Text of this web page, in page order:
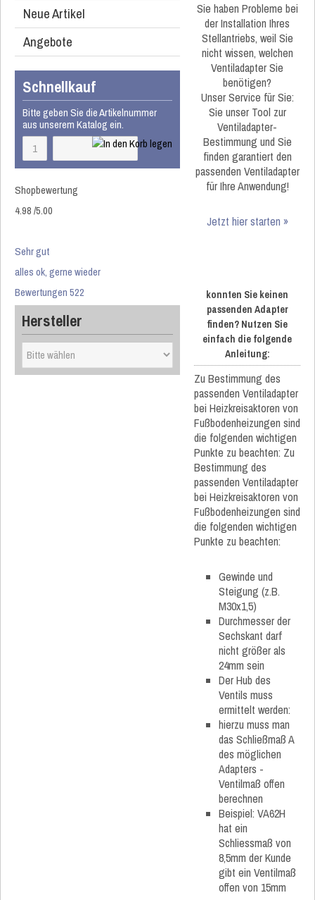
Neue Artikel
Angebote
Schnellkauf
Bitte geben Sie die Artikelnummer
aus unserem Katalog ein.
Shopbewertung
4.98/5.00
Sehr gut
alles ok, gerne wieder
Bewertungen 522
Hersteller
Sie haben Probleme bei
der Installation Ihres
Stellantriebs, weil Sie
nicht wissen, welchen
Ventiladapter Sie
benötigen?
Unser Service für Sie:
Sie unser Tool zur
Ventiladapter-
Bestimmung und Sie
finden garantiert den
passenden Ventiladapter
für Ihre Anwendung!
Jetzt hier starten »
konnten Sie keinen
passenden Adapter
finden? Nutzen Sie
einfach die folgende
Anleitung:
Zu Bestimmung des
passenden Ventiladapter
bei Heizkreisaktoren von
Fußbodenheizungen sind
die folgenden wichtigen
Punkte zu beachten: Zu
Bestimmung des
passenden Ventiladapter
bei Heizkreisaktoren von
Fußbodenheizungen sind
die folgenden wichtigen
Punkte zu beachten:
Gewinde und
Steigung (z.B.
M30x1,5)
Durchmesser der
Sechskant darf
nicht größer als
24mm sein
Der Hub des
Ventils muss
ermittelt werden:
hierzu muss man
das Schließmaß A
des möglichen
Adapters -
Ventilmaß offen
berechnen
Beispiel: VA62H
hat ein
Schliessmaß von
8,5mm der Kunde
gibt ein Ventilmaß
offen von 15mm